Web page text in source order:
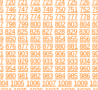
720 721 722 723 724 725 726
746 747 748 749 750 751 752
772 773 774 775 776 777 778
798 799 800 801 802 803 804
824 825 826 827 828 829 830
850 851 852 853 854 855 856
876 877 878 879 880 881 882
902 903 904 905 906 907 908
928 929 930 931 932 933 934
954 955 956 957 958 959 960
980 981 982 983 984 985 986
1005 1006 1007 1008 1009